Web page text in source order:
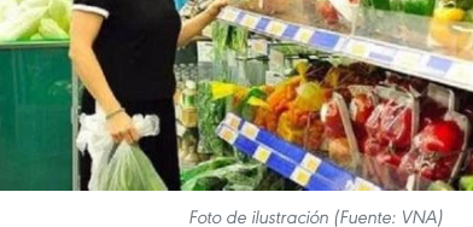
Foto de ilustración (Fuente: VNA)